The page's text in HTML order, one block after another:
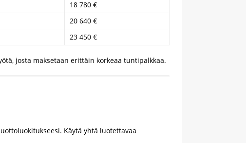
18 780 €
20 640 €
23 450 €
josta maksetaan erittäin korkeaa tuntipalkkaa.
Käytä yhtä luotettavaa